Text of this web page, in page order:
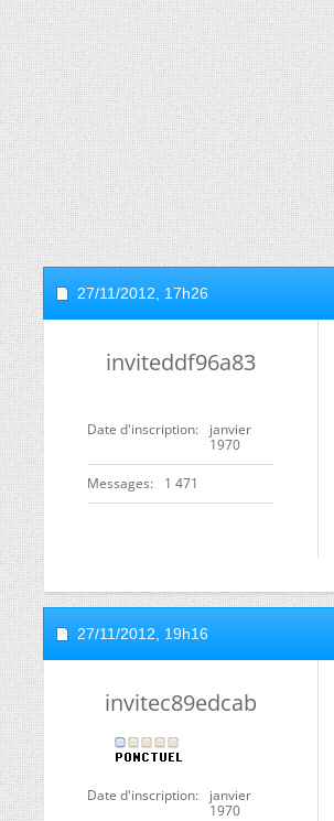
27/11/2012, 17h26
inviteddf96a83
Date d'inscription
janvier
1970
Messages 1 471
27/11/2012, 19h16
invitec89edcab
Date d'inscription
janvier
1970